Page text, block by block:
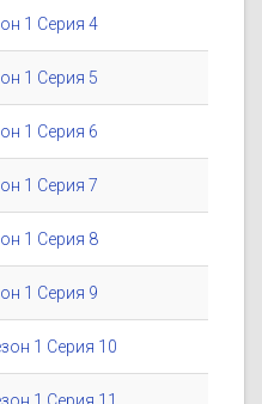
1 Серия 4
1 Серия 5
1 Серия 6
1 Серия 7
1 Серия 8
1 Серия 9
1 Серия 10